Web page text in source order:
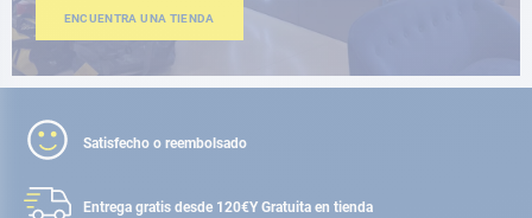
ENCUENTRA UNA TIENDA
Satisfecho o reembolsado
Entrega gratis desde 120€Y Gratuita en tienda